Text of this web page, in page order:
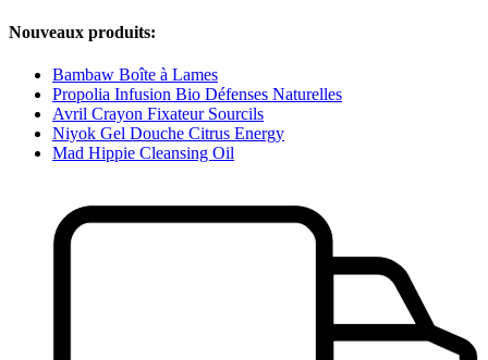
Nouveaux produits:
Bambaw Boîte à Lames
Propolia Infusion Bio Défenses Naturelles
Avril Crayon Fixateur Sourcils
Niyok Gel Douche Citrus Energy
Mad Hippie Cleansing Oil